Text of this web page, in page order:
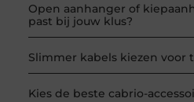
Open aanhanger of
past bij jouw klus?
Slimmer kabels kiezen voor
Kies de beste cabrio-